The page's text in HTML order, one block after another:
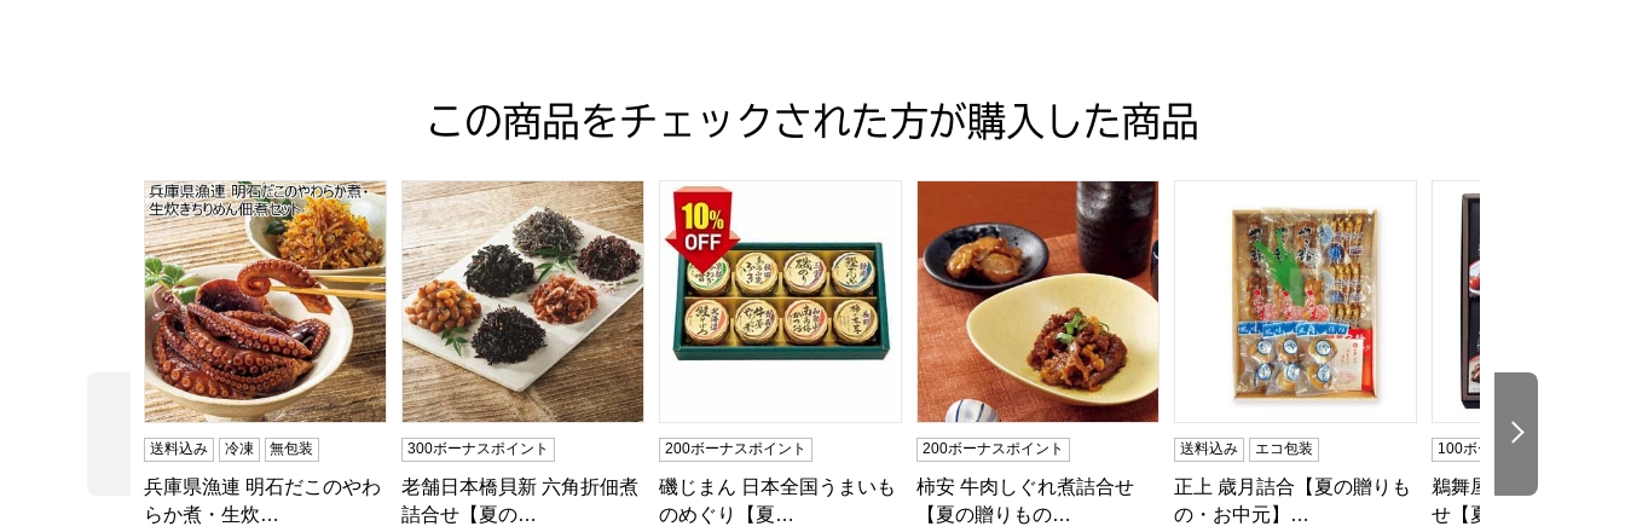
この商品をチェックされた方が購入した商品
兵庫県漁連 明石だこのやわらか煮・生炊きちりめん佃煮セット【夏の贈りもの・お中元】
送料込み 冷凍 無包装
兵庫県漁連 明石だこのやわ
らか煮・生炊…
老舗日本橋貝新 六角折佃煮詰合せ【夏の贈りもの・お中元】[LA30]
300ボーナスポイント
老舗日本橋貝新 六角折佃煮
詰合せ【夏の…
磯じまん 日本全国うまいものめぐり【夏の贈りもの・お中元】[里-30N]
200ボーナスポイント
磯じまん 日本全国うまいも
のめぐり【夏…
柿安 牛肉しぐれ煮詰合せ【夏の贈りもの・お中元】[RK50]
200ボーナスポイント
柿安 牛肉しぐれ煮詰合せ
【夏の贈りもの…
正上 歳月詰合【夏の贈りもの・お中元】【MK】
送料込み エコ包装
正上 歳月詰合【夏の贈りも
の・お中元】…
鵜舞屋 飛騨牛しぐれ
100ボーナスポイント
鵜舞屋 飛騨牛しぐれ
せ【夏の贈り…
次の商品